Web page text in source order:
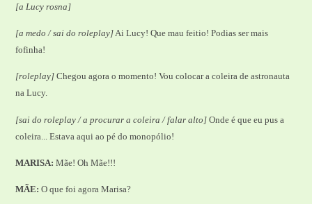
[a Lucy rosna]
[a medo / sai do roleplay]Ai Lucy! Que mau feitio! Podias ser mais
fofinha!
[roleplay] Chegou agora o momento! Vou colocar a coleira de astronauta
na Lucy.
[sai do roleplay / a procurar a coleira / falar alto] Onde é que eu pus a
coleira... Estava aqui ao pé do monopólio!
MARISA: Mãe! Oh Mãe!!!
MÃE: O que foi agora Marisa?